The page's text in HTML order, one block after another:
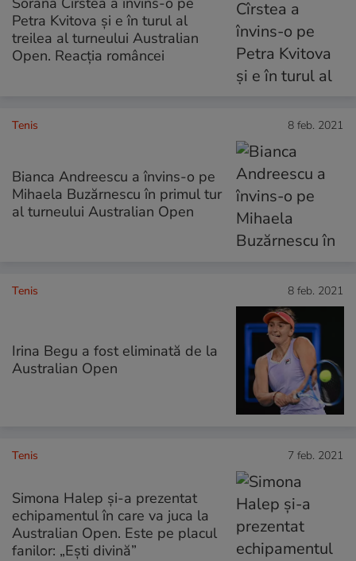
Petra Kvitova și e în turul al
treilea al turneului Australian
Open. Reacția româncei
Tenis 8 feb. 2021
Bianca Andreescu a învins-o pe
Mihaela Buzărnescu în primul tur
al turneului Australian Open
Tenis 8 feb. 2021
Irina Begu a fost eliminată de la
Australian Open
Tenis 7 feb. 2021
Simona Halep și-a prezentat
echipamentul în care va juca la
Australian Open. Este pe placul
fanilor: „Ești divină”